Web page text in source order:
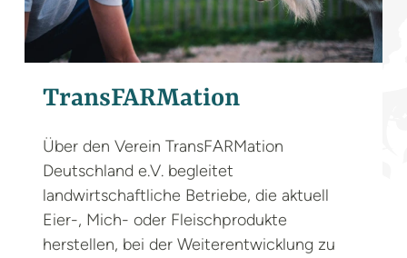
TransFARMation
Über den Verein TransFARMation
Deutschland e.V. begleitet
landwirtschaftliche Betriebe, die aktuell
Eier-, Mich- oder Fleischprodukte
herstellen, bei der Weiterentwicklung zu